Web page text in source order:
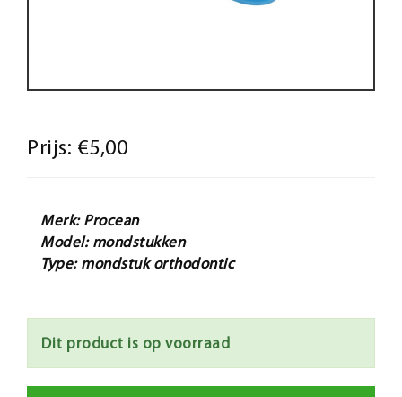
Prijs: €5,00
Merk: Procean
Model: mondstukken
Type: mondstuk orthodontic
Dit product is op voorraad